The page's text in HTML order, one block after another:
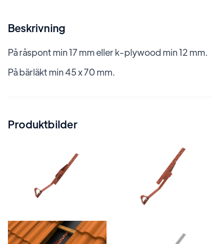
Beskrivning
På råspont min 17 mm eller k-plywood min 12 mm.
På bärläkt min 45 x 70 mm.
Produktbilder